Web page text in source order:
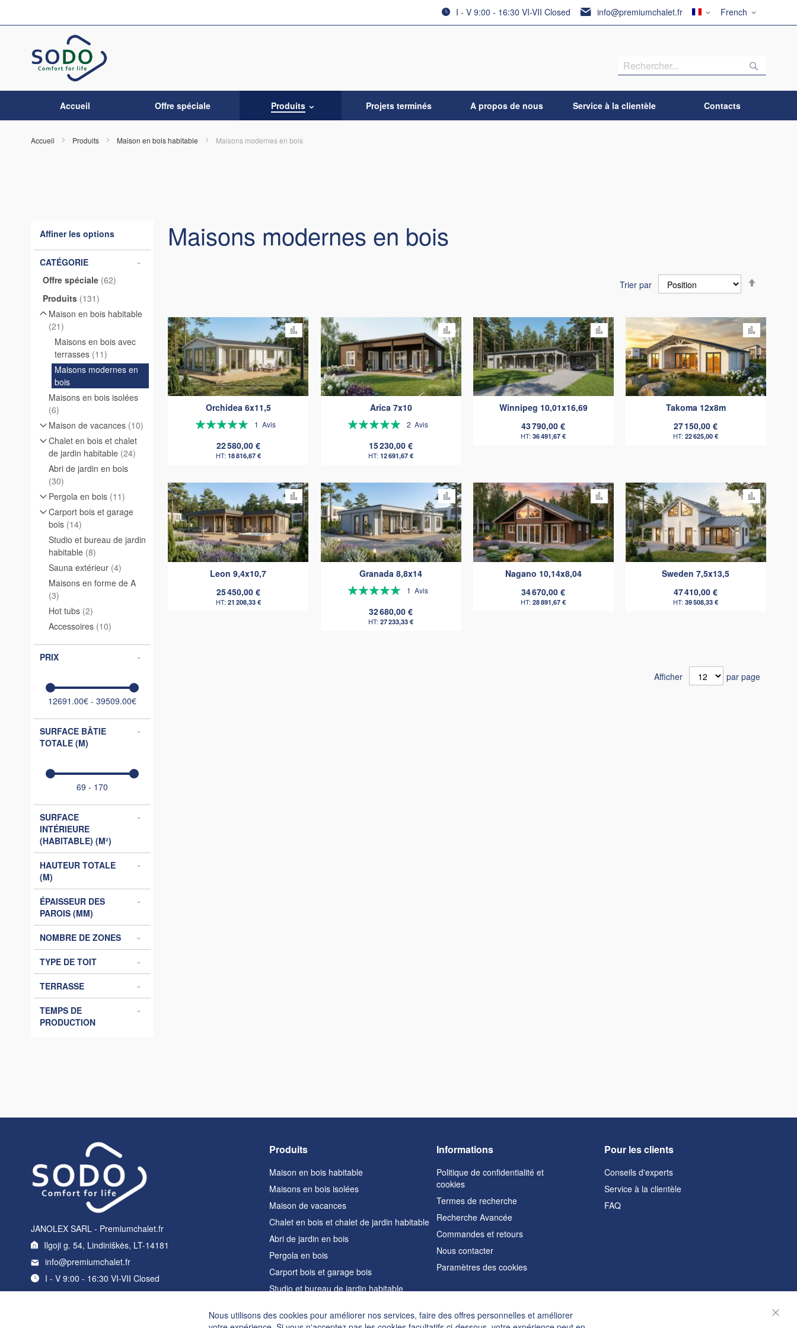
au
Langue
French
Pays
info@premiumchalet.fr
I - V 9:00 - 16:30 VI-VII Closed
Accueil Offre spéciale Produits Projets terminés A propos de nous Service à la clientèle Contacts
Accueil Produits Maison en bois habitable Maisons modernes en bois
Maisons modernes en bois
Trier par
Orchidea 6x11,5
Évaluation:
1 Avis
22 580,00 €
18 816,67 €
Ajouter
au
comparateur
Arica 7x10
Évaluation:
2Avis
15 230,00 €
12 691,67 €
Ajouter
au
comparateur
Winnipeg 10,01x16,69
43 790,00 €
36 491,67 €
Ajouter
au
comparateur
Takoma 12x8m
27 150,00 €
22 625,00 €
Ajouter
au
Leon 9,4x10,7
25 450,00 €
21 208,33 €
Ajouter
au
comparateur
Granada 8,8x14
Évaluation:
1Avis
32 680,00 €
27 233,33 €
Ajouter
au
comparateur
Nagano 10,14x8,04
34 670,00 €
28 891,67 €
Ajouter
au
comparateur
Sweden 7,5x13,5
47 410,00 €
39 508,33 €
Ajouter
au
Afficher par page
Affiner les options
CATÉGORIE
Offre spéciale 62
articles
Produits 131
articles
Maison en bois habitable
21
articles
Maisons en bois avec
terrasses 11
articles
Maisons modernes en
bois
Maisons en bois isolées
6
articles
Maison de vacances 10
articles
Chalet en bois et chalet
de jardin habitable 24
articles
Abri de jardin en bois
30
articles
Pergola en bois 11
articles
Carport bois et garage
bois 14
articles
Studio et bureau de jardin
habitable 8
articles
Sauna extérieur 4
articles
Maisons en forme de A
3
articles
Hot tubs 2
articles
Accessoires 10
articles
PRIX
12691.00€ - 39509.00€
SURFACE BÂTIE
TOTALE (M)
69 - 170
SURFACE
INTÉRIEURE
(HABITABLE) (M²)
HAUTEUR TOTALE
(M)
ÉPAISSEUR DES
PAROIS (MM)
NOMBRE DE ZONES
TYPE DE TOIT
TERRASSE
TEMPS DE
PRODUCTION
JANOLEX SARL - Premiumchalet.fr
Ilgoji g. 54, Lindiniškės, LT-14181
info@premiumchalet.fr
I - V 9:00 - 16:30 VI-VII Closed
Pour les clients
Conseils d'experts
Service à la clientèle
FAQ
Informations
Politique de confidentialité et
cookies
Termes de recherche
Recherche Avancée
Commandes et retours
Nous contacter
Paramètres des cookies
Produits
Maison en bois habitable
Maisons en bois isolées
Maison de vacances
Chalet en bois et chalet de jardin habitable
Abri de jardin en bois
Pergola en bois
Carport bois et garage bois
Studio et bureau de jardin habitable
Maisons en forme de A
Nous utilisons des cookies pour améliorer nos services, faire des offres personnelles et améliorer